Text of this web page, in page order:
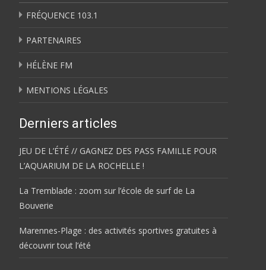
FRÉQUENCE 103.1
PARTENAIRES
HÉLÈNE FM
MENTIONS LÉGALES
Derniers articles
JEU DE L’ÉTÉ // GAGNEZ DES PASS FAMILLE POUR
L’AQUARIUM DE LA ROCHELLE !
La Tremblade : zoom sur l’école de surf de La
Bouverie
Marennes-Plage : des activités sportives gratuites à
découvrir tout l’été